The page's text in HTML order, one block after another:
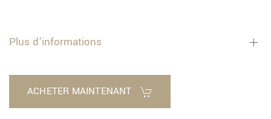
Plus d'informations
ACHETER MAINTENANT